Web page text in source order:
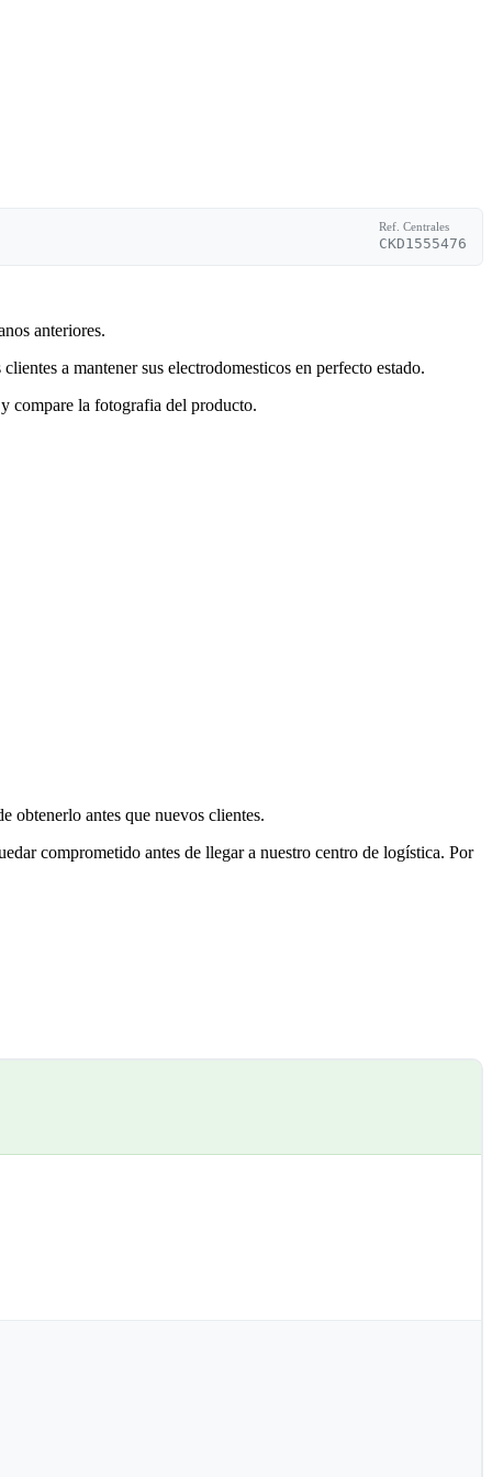
Ref. Centrales
CKD1555476
anteriores.
a mantener sus electrodomesticos en perfecto estado.
compare la fotografia del producto.
obtenerlo antes que nuevos clientes.
comprometido antes de llegar a nuestro centro de logística. Por